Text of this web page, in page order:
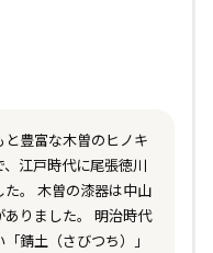
豊富な木曽のヒノキ
江戸時代に尾張徳川
。 木曽の漆器は中山
りました。 明治時代
錆土（さびつち）」